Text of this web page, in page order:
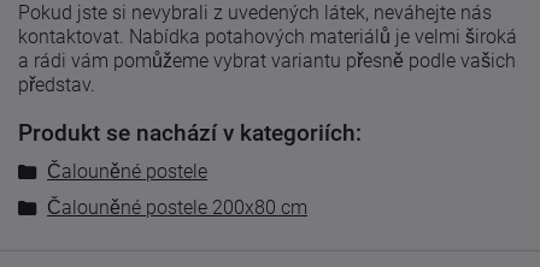
Pokud jste si nevybrali z uvedených látek, neváhejte nás
kontaktovat. Nabídka potahových materiálů je velmi široká
a rádi vám pomůžeme vybrat variantu přesně podle vašich
představ.
Produkt se nachází v kategoriích:
Čalouněné postele
Čalouněné postele 200x80 cm